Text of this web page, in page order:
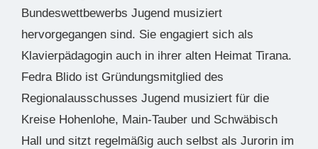
Bundeswettbewerbs Jugend musiziert
hervorgegangen sind. Sie engagiert sich als
Klavierpädagogin auch in ihrer alten Heimat Tirana.
Fedra Blido ist Gründungsmitglied des
Regionalausschusses Jugend musiziert für die
Kreise Hohenlohe, Main-Tauber und Schwäbisch
Hall und sitzt regelmäßig auch selbst als Jurorin im